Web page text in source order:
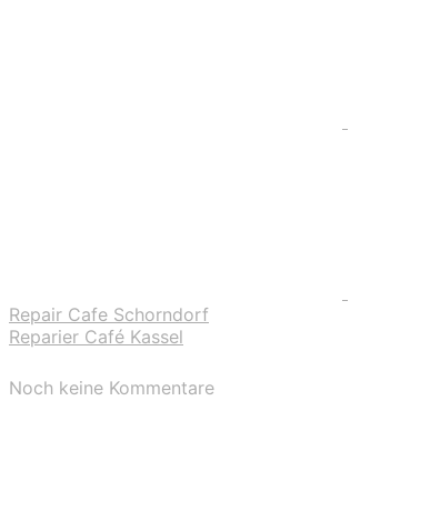
Repair Cafe Schorndorf
Reparier Café Kassel
Noch keine Kommentare